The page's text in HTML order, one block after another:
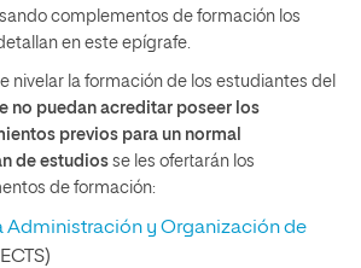
complementos de formación los
en este epígrafe.
nivelar la formación de los estudiantes del
no puedan acreditar poseer los
previos para un normal
de estudios se les ofertarán los
de formación:
Administración y Organización de